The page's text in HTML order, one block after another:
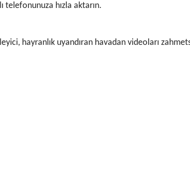
telefonunuza hızla aktarın.
hayranlık uyandıran havadan videoları